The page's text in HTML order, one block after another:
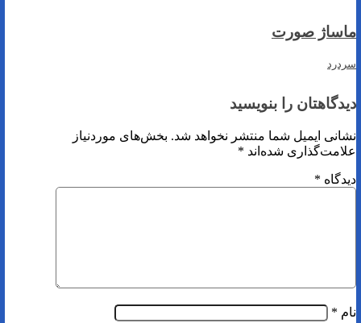
ماساژ صورت
سردرد
دیدگاهتان را بنویسید
نشانی ایمیل شما منتشر نخواهد شد. بخش‌های موردنیاز
علامت‌گذاری شده‌اند *
دیدگاه *
نام *